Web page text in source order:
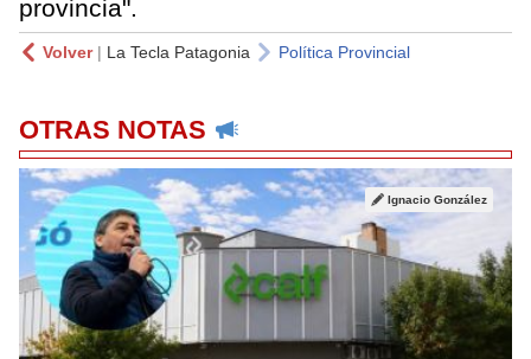
provincia".
Volver| La Tecla Patagonia Política Provincial
OTRAS NOTAS
Ignacio González